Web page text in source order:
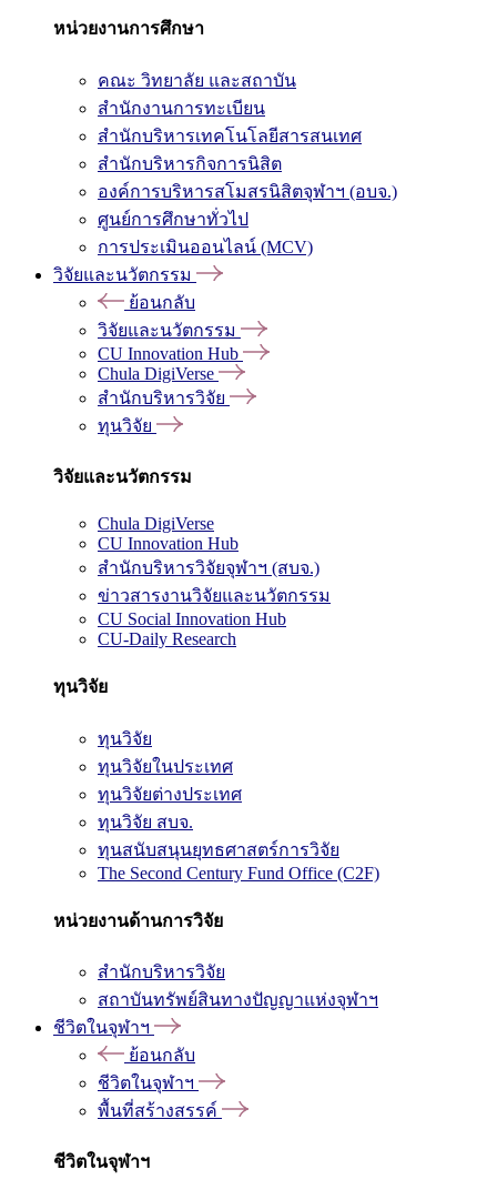
หน่วยงานการศึกษา
คณะ วิทยาลัย และสถาบัน
สำนักงานการทะเบียน
สำนักบริหารเทคโนโลยีสารสนเทศ
สำนักบริหารกิจการนิสิต
องค์การบริหารสโมสรนิสิตจุฬาฯ (อบจ.)
ศูนย์การศึกษาทั่วไป
การประเมินออนไลน์ (MCV)
วิจัยและนวัตกรรม
ย้อนกลับ
วิจัยและนวัตกรรม
CU Innovation Hub
Chula DigiVerse
สำนักบริหารวิจัย
ทุนวิจัย
วิจัยและนวัตกรรม
Chula DigiVerse
CU Innovation Hub
สำนักบริหารวิจัยจุฬาฯ (สบจ.)
ข่าวสารงานวิจัยและนวัตกรรม
CU Social Innovation Hub
CU-Daily Research
ทุนวิจัย
ทุนวิจัย
ทุนวิจัยในประเทศ
ทุนวิจัยต่างประเทศ
ทุนวิจัย สบจ.
ทุนสนับสนุนยุทธศาสตร์การวิจัย
The Second Century Fund Office (C2F)
หน่วยงานด้านการวิจัย
สำนักบริหารวิจัย
สถาบันทรัพย์สินทางปัญญาแห่งจุฬาฯ
ชีวิตในจุฬาฯ
ย้อนกลับ
ชีวิตในจุฬาฯ
พื้นที่สร้างสรรค์
ชีวิตในจุฬาฯ